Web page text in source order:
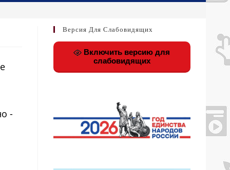
-
Версия Для Слабовидящих
Включить версию для
слабовидящих